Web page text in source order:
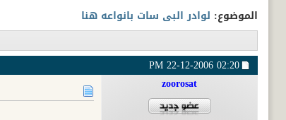
الموضوع: لوادر البى سات بانواعه هنا
22-12-200602:20 PM
zoorosat